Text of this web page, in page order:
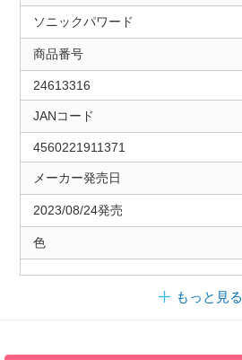
ソニックパワード
商品番号
24613316
JANコード
4560221911371
メーカー発売日
2023/08/24発売
色
もっと見る